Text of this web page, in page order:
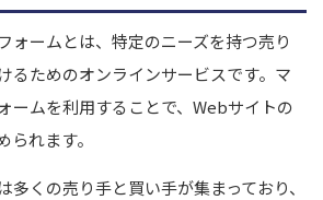
ォームとは、特定のニーズを持つ売り
るためのオンラインサービスです。マ
ームを利用することで、Webサイトの
られます。
多くの売り手と買い手が集まっており、